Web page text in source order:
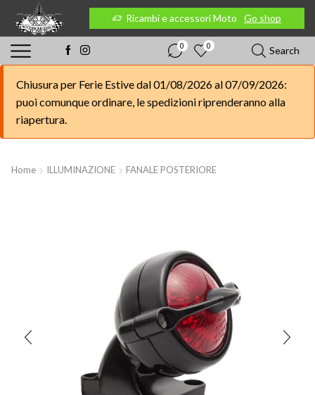
Go shop Ricambi e accessori Moto Go shop
0 0 Search
Chiusura per Ferie Estive dal 01/08/2026 al 07/09/2026:
puoi comunque ordinare, le spedizioni riprenderanno alla
riapertura.
Home ILLUMINAZIONE FANALE POSTERIORE